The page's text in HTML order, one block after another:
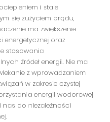
i stale
się zużyciem prądu,
ma zwiększenie
energetycznej oraz
stosowania
źródeł energii. Nie ma
z wprowadzaniem
w zakresie czystej
energii wodorowej
do niezależności